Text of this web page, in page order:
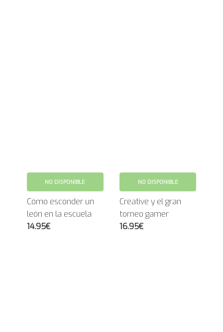
NO DISPONIBLE
Cómo esconder un
león en la escuela
14.95€
NO DISPONIBLE
Creative y el gran
torneo gamer
16.95€